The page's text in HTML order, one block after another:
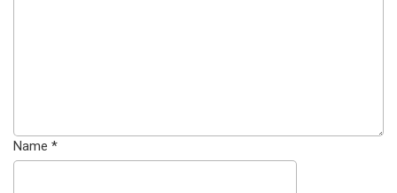
Name *